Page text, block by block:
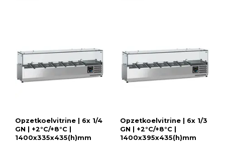
Opzetkoelvitrine | 6x 1/4
GN | +2°C/+8°C |
1400x335x435(h)mm
Opzetkoelvitrine | 6x 1/3
GN | +2°C/+8°C |
1400x395x435(h)mm